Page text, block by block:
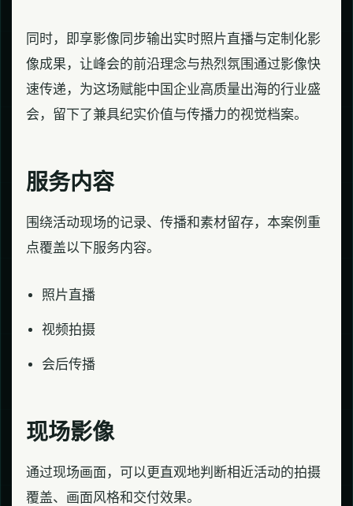
同时，即享影像同步输出实时照片直播与定制化影
像成果，让峰会的前沿理念与热烈氛围通过影像快
速传递，为这场赋能中国企业高质量出海的行业盛
会，留下了兼具纪实价值与传播力的视觉档案。
服务内容
围绕活动现场的记录、传播和素材留存，本案例重
点覆盖以下服务内容。
照片直播
视频拍摄
会后传播
现场影像
通过现场画面，可以更直观地判断相近活动的拍摄
覆盖、画面风格和交付效果。